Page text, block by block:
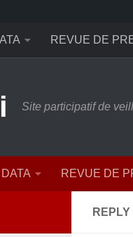
REVUE DE
Site participatif de
DATA REVUE DE